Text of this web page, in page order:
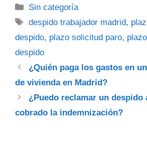
Categorías
Sin categoría
Etiquetas
despido trabajador madrid,
despido, plazo solicitud paro,
despido
¿Quién paga los gastos en
de vivienda en Madrid?
¿Puedo reclamar un despido
cobrado la indemnización?